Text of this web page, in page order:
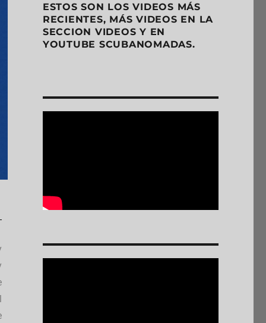
ESTOS SON LOS VIDEOS MÁS
RECIENTES, MÁS VIDEOS EN LA
SECCION VIDEOS Y EN
YOUTUBE SCUBANOMADAS.